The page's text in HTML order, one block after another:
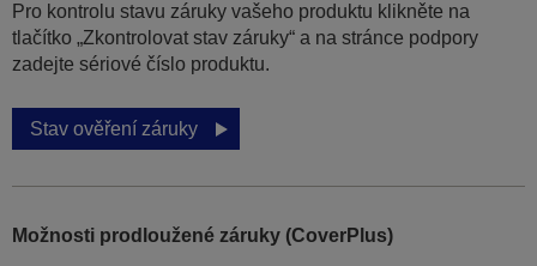
Pro kontrolu stavu záruky vašeho produktu klikněte na
tlačítko „Zkontrolovat stav záruky“ a na stránce podpory
zadejte sériové číslo produktu.
Stav ověření záruky
Možnosti prodloužené záruky (CoverPlus)